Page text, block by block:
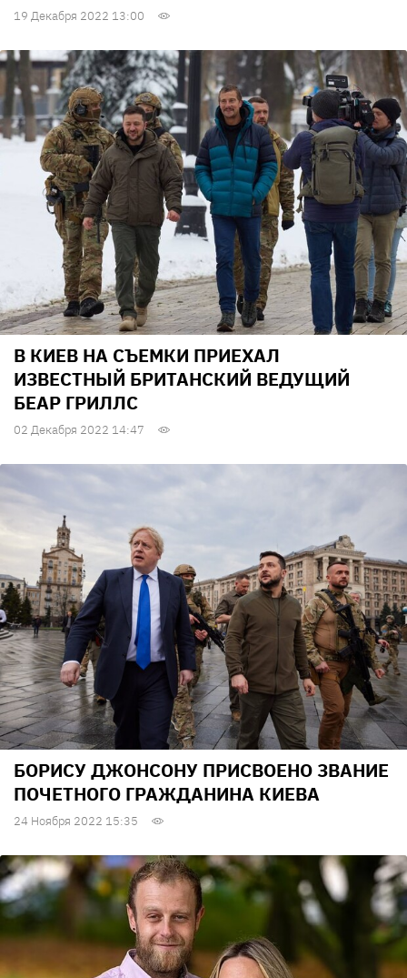
19 Декабря 2022 13:00
В КИЕВ НА СЪЕМКИ ПРИЕХАЛ
ИЗВЕСТНЫЙ БРИТАНСКИЙ ВЕДУЩИЙ
БЕАР ГРИЛЛС
02 Декабря 2022 14:47
БОРИСУ ДЖОНСОНУ ПРИСВОЕНО ЗВАНИЕ
ПОЧЕТНОГО ГРАЖДАНИНА КИЕВА
24 Ноября 2022 15:35